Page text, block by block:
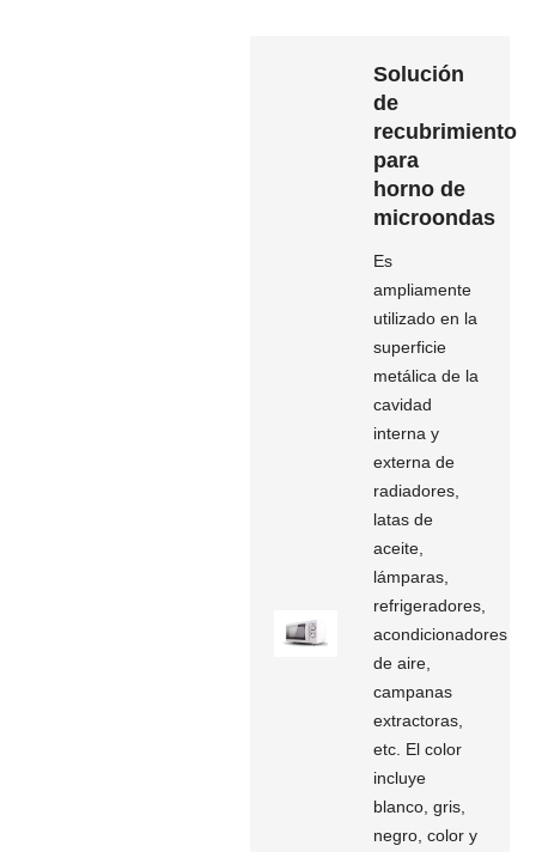
Solución
de
recubrimiento
para
horno de
microondas
Es
ampliamente
utilizado en la
superficie
metálica de la
cavidad
interna y
externa de
radiadores,
latas de
aceite,
lámparas,
refrigeradores,
acondicionadores
de aire,
campanas
extractoras,
etc. El color
incluye
blanco, gris,
negro, color y